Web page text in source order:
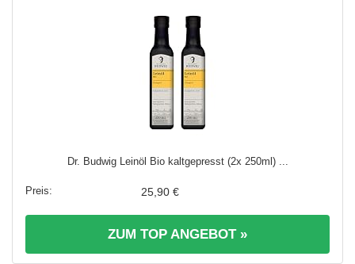
Dr. Budwig Leinöl Bio kaltgepresst (2x 250ml) ...
25,90 €
ZUM TOP ANGEBOT »